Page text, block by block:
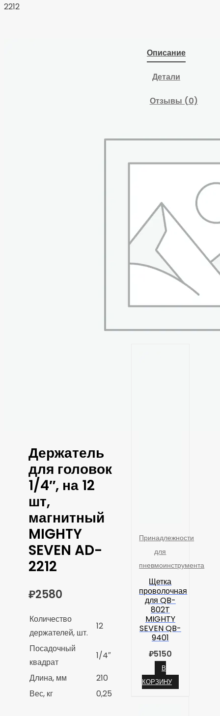
2212
Держатель
для головок
1/4″, на 12
шт,
магнитный
MIGHTY
SEVEN AD-
2212
₽2580
Количество
держателей, шт.
12
Посадочный
квадрат
1/4″
Длина, мм
210
Вес, кг
0,25
Описание
Детали
Отзывы (0)
головок с посадочным
Область применения:
Станции технического
обслуживания (СТО),
автосервисы,
автомастерские.
Принадлежности
для
пневмоинструмента
Щетка
проволочная
для QB-
802T
MIGHTY
SEVEN QB-
9401
₽5150
В
КОРЗИНУ